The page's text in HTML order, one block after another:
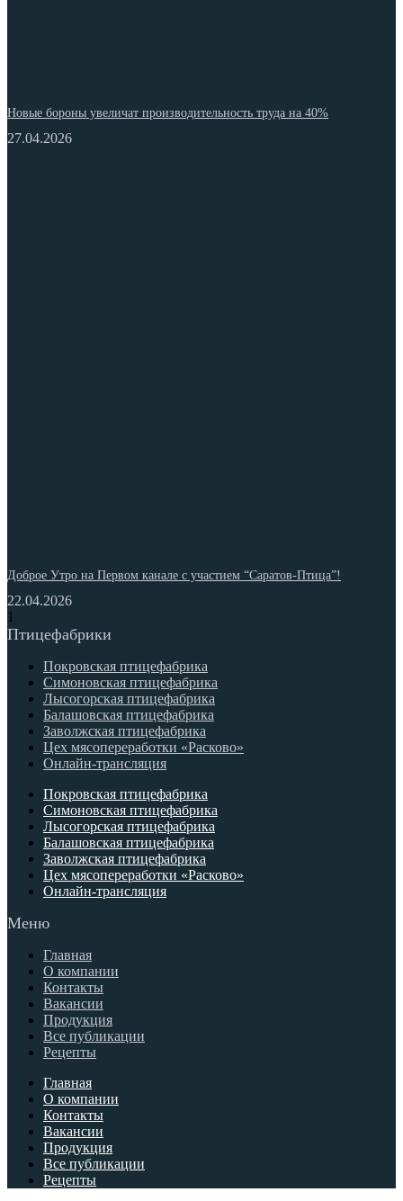
Новые бороны увеличат производительность труда на 40%
27.04.2026
Доброе Утро на Первом канале с участием “Саратов-Птица”!
22.04.2026
Птицефабрики
Покровская птицефабрика
Симоновская птицефабрика
Лысогорская птицефабрика
Балашовская птицефабрика
Заволжская птицефабрика
Цех мясопереработки «Расково»
Онлайн-трансляция
Покровская птицефабрика
Симоновская птицефабрика
Лысогорская птицефабрика
Балашовская птицефабрика
Заволжская птицефабрика
Цех мясопереработки «Расково»
Онлайн-трансляция
Меню
Главная
О компании
Контакты
Вакансии
Продукция
Все публикации
Рецепты
Главная
О компании
Контакты
Вакансии
Продукция
Все публикации
Рецепты